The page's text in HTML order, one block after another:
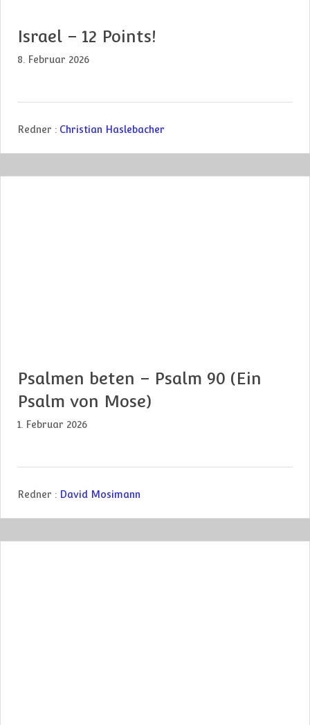
Israel – 12 Points!
8. Februar 2026
Redner : Christian Haslebacher
Psalmen beten – Psalm 90 (Ein
Psalm von Mose)
1. Februar 2026
Redner : David Mosimann